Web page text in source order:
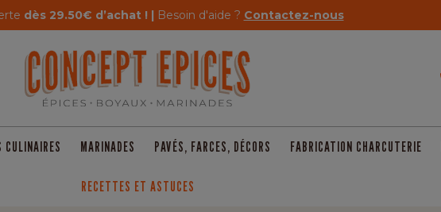
dès 29.50€ d’achat ! | Besoin d'aide ? Contactez-nous
CULINAIRES MARINADES PAVÉS, FARCES, DÉCORS FABRICATION CHARCUTERIE
RECETTES ET ASTUCES